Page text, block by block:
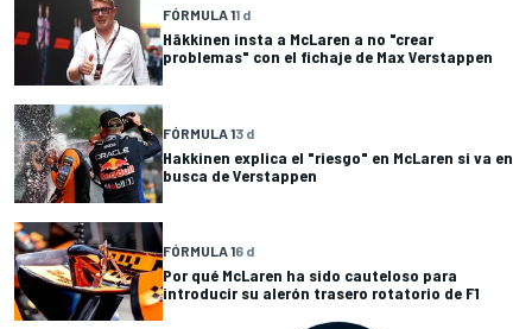
FÓRMULA 11 d
Häkkinen insta a McLaren a no "crear
problemas" con el fichaje de Max Verstappen
FÓRMULA 13 d
Hakkinen explica el "riesgo" en McLaren si va en
busca de Verstappen
FÓRMULA 16 d
Por qué McLaren ha sido cauteloso para
introducir su alerón trasero rotatorio de F1